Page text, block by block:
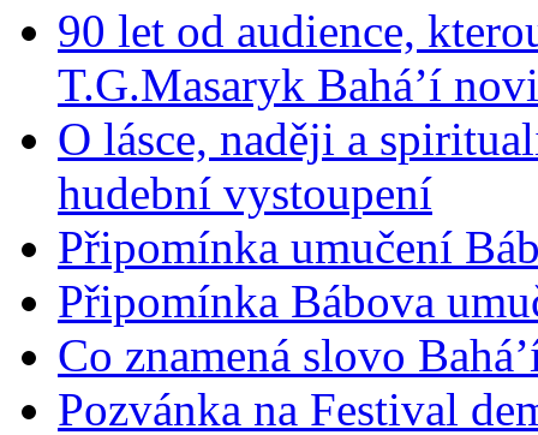
90 let od audience,
T.G.Masaryk Bahá’í
O lásce, naději a
hudební vystoupení
Připomínka umučení
Připomínka Bábova
Co znamená slovo
Pozvánka na Festival